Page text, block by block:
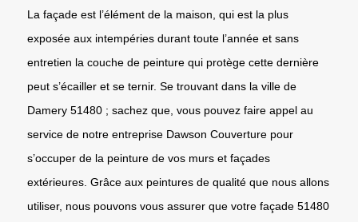
La façade est l’élément de la maison, qui est la plus
exposée aux intempéries durant toute l’année et sans
entretien la couche de peinture qui protège cette dernière
peut s’écailler et se ternir. Se trouvant dans la ville de
Damery 51480 ; sachez que, vous pouvez faire appel au
service de notre entreprise Dawson Couverture pour
s’occuper de la peinture de vos murs et façades
extérieures. Grâce aux peintures de qualité que nous allons
utiliser, nous pouvons vous assurer que votre façade 51480